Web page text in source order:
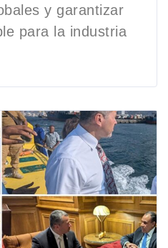
y garantizar
para la industria